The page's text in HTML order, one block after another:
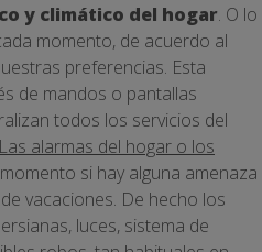
y climático del hogar. O lo
momento, de acuerdo al
preferencias. Esta
de mandos o pantallas
todos los servicios del
Las alarmas del hogar o los
si hay alguna amenaza
vacaciones. De hecho los
luces, sistema de